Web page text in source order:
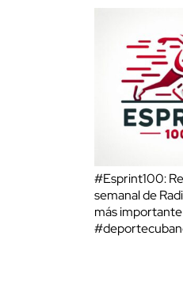
#Esprint100:
semanal de
más